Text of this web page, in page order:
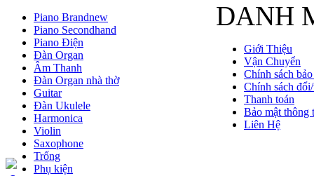
DANH
Piano Brandnew
Piano Secondhand
Piano Điện
Đàn Organ
Âm Thanh
Đàn Organ nhà thờ
Guitar
Đàn Ukulele
Harmonica
Violin
Saxophone
Trống
Phụ kiện
Giới Thiệu
Vận Chuyển
Chính sách
Chính sách
Thanh toán
Bảo mật thông
Liên Hệ